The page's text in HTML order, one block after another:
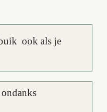
buik ook als je
ondanks